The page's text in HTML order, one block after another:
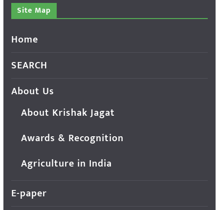
Site Map
Home
SEARCH
About Us
About Krishak Jagat
Awards & Recognition
Agriculture in India
E-paper